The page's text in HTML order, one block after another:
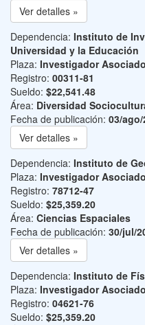
Ver detalles »
Dependencia: Instituto de
Universidad y la Educación
Plaza: Investigador
Registro: 00311-81
Sueldo: $22,541.48
Área: Diversidad
Fecha de publicación: 03/
Ver detalles »
Dependencia: Instituto de
Plaza: Investigador
Registro: 78712-47
Sueldo: $25,359.20
Área: Ciencias Espaciales
Fecha de publicación: 30/jul/
Ver detalles »
Dependencia: Instituto de
Plaza: Investigador
Registro: 04621-76
Sueldo: $25,359.20